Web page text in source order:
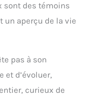
sont des témoins
un aperçu de la vie
pas à son
et d’évoluer,
curieux de